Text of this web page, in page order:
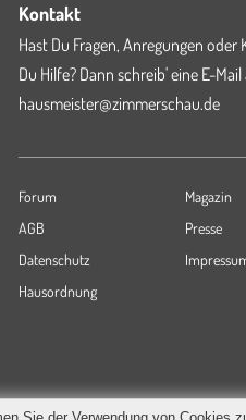
Kontakt
Hast Du Fragen, Anregungen oder
Du Hilfe? Dann schreib' eine E-Mail
hausmeister@zimmerschau.de
Forum
Magazin
AGB
Presse
Datenschutz
Hausordnung